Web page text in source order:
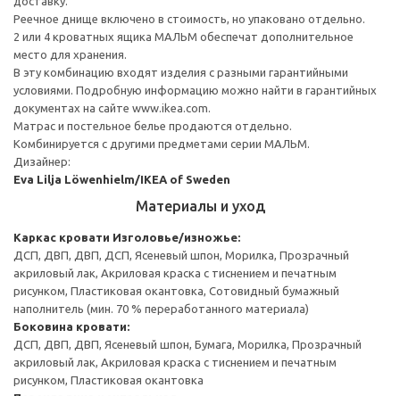
Реечное днище включено в стоимость, но упаковано отдельно.
2 или 4 кроватных ящика МАЛЬМ обеспечат дополнительное
место для хранения.
В эту комбинацию входят изделия с разными гарантийными
условиями. Подробную информацию можно найти в гарантийных
документах на сайте www.ikea.com.
Матрас и постельное белье продаются отдельно.
Комбинируется с другими предметами серии МАЛЬМ.
Дизайнер:
Eva Lilja Löwenhielm/IKEA of Sweden
Материалы и уход
Каркас кровати Изголовье/изножье:
ДСП, ДВП, ДВП, ДСП, Ясеневый шпон, Морилка, Прозрачный
акриловый лак, Акриловая краска с тиснением и печатным
рисунком, Пластиковая окантовка, Сотовидный бумажный
наполнитель (мин. 70 % переработанного материала)
Боковина кровати:
ДСП, ДВП, ДВП, Ясеневый шпон, Бумага, Морилка, Прозрачный
акриловый лак, Акриловая краска с тиснением и печатным
рисунком, Пластиковая окантовка